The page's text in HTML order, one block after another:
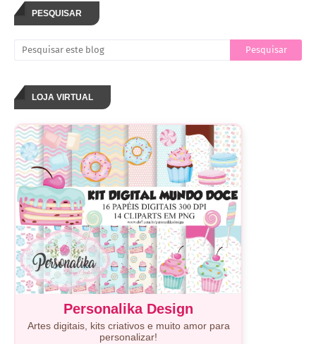
PESQUISAR
LOJA VIRTUAL
Personalika Design
Artes digitais, kits criativos e muito amor para
personalizar!